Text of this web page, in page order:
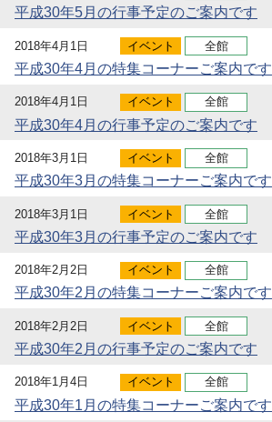
平成30年5月の行事予定のご案内です
2018年4月1日 イベント 全館
平成30年4月の特集コーナーご案内です
2018年4月1日 イベント 全館
平成30年4月の行事予定のご案内です
2018年3月1日 イベント 全館
平成30年3月の特集コーナーご案内です
2018年3月1日 イベント 全館
平成30年3月の行事予定のご案内です
2018年2月2日 イベント 全館
平成30年2月の特集コーナーご案内です
2018年2月2日 イベント 全館
平成30年2月の行事予定のご案内です
2018年1月4日 イベント 全館
平成30年1月の特集コーナーご案内です